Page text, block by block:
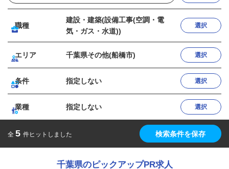
職種
建設・建築(設備工事(空調・電
気・ガス・水道))
選択
エリア 千葉県その他(船橋市) 選択
条件 指定しない 選択
業種 指定しない 選択
全 5 件ヒットしました 検索条件を保存
千葉県のピックアップPR求人